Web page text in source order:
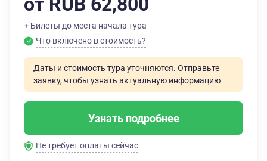
+ Билеты до места начала тура
Что включено в стоимость?
Даты и стоимость тура уточняются. Отправьте
заявку, чтобы узнать актуальную информацию
Узнать подробнее
Не требует оплаты сейчас